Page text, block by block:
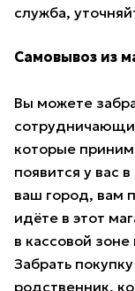
служба,
Самовывоз из
Вы можете
которые
появится у вас
ваш город, вам
идёте в этот
в кассовой
Забрать
родственник,